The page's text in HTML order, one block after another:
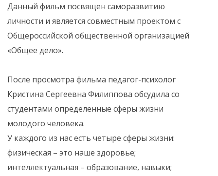
Данный фильм посвящен саморазвитию
личности и является совместным проектом с
Общероссийской общественной организацией
«Общее дело».
После просмотра фильма педагог-психолог
Кристина Сергеевна Филиппова обсудила со
студентами определенные сферы жизни
молодого человека.
У каждого из нас есть четыре сферы жизни:
физическая – это наше здоровье;
интеллектуальная – образование, навыки;